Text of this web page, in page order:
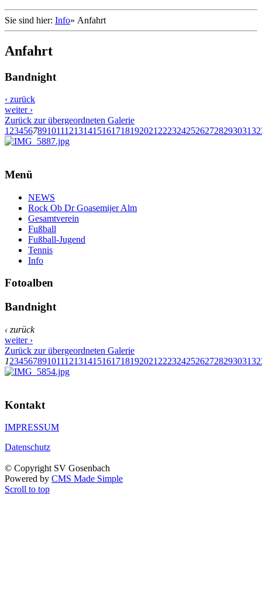
Sie sind hier: Info» Anfahrt
Anfahrt
Bandnight
‹ zurück
weiter ›
Zurück zur übergeordneten Galerie
1 23456789101112131415161718192021 2223242526272829303132
Menü
NEWS
Rock Ob Dr Goasemijer Alm
Gesamtverein
Fußball
Fußball-Jugend
Tennis
Info
Fotoalben
Bandnight
‹ zurück
weiter ›
Zurück zur übergeordneten Galerie
123456789101112131415161718192021 2223242526272829303132
Kontakt
IMPRESSUM
Datenschutz
© Copyright SV Gosenbach
Powered by CMS Made Simple
Scroll to top